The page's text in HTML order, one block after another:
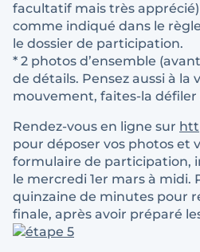
facultatif mais très
comme indiqué dans le
le dossier de participation.
* 2 photos d’ensemble
de détails. Pensez aussi à la
mouvement, faites-la défiler
Rendez-vous en ligne sur
pour déposer vos photos et
formulaire de participation,
le mercredi 1er mars à midi.
quinzaine de minutes pour
finale, après avoir préparé